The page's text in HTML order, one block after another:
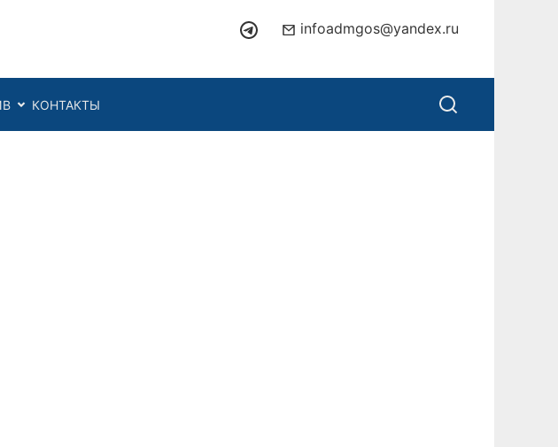
infoadmgos@yandex.ru
КОНТАКТЫ